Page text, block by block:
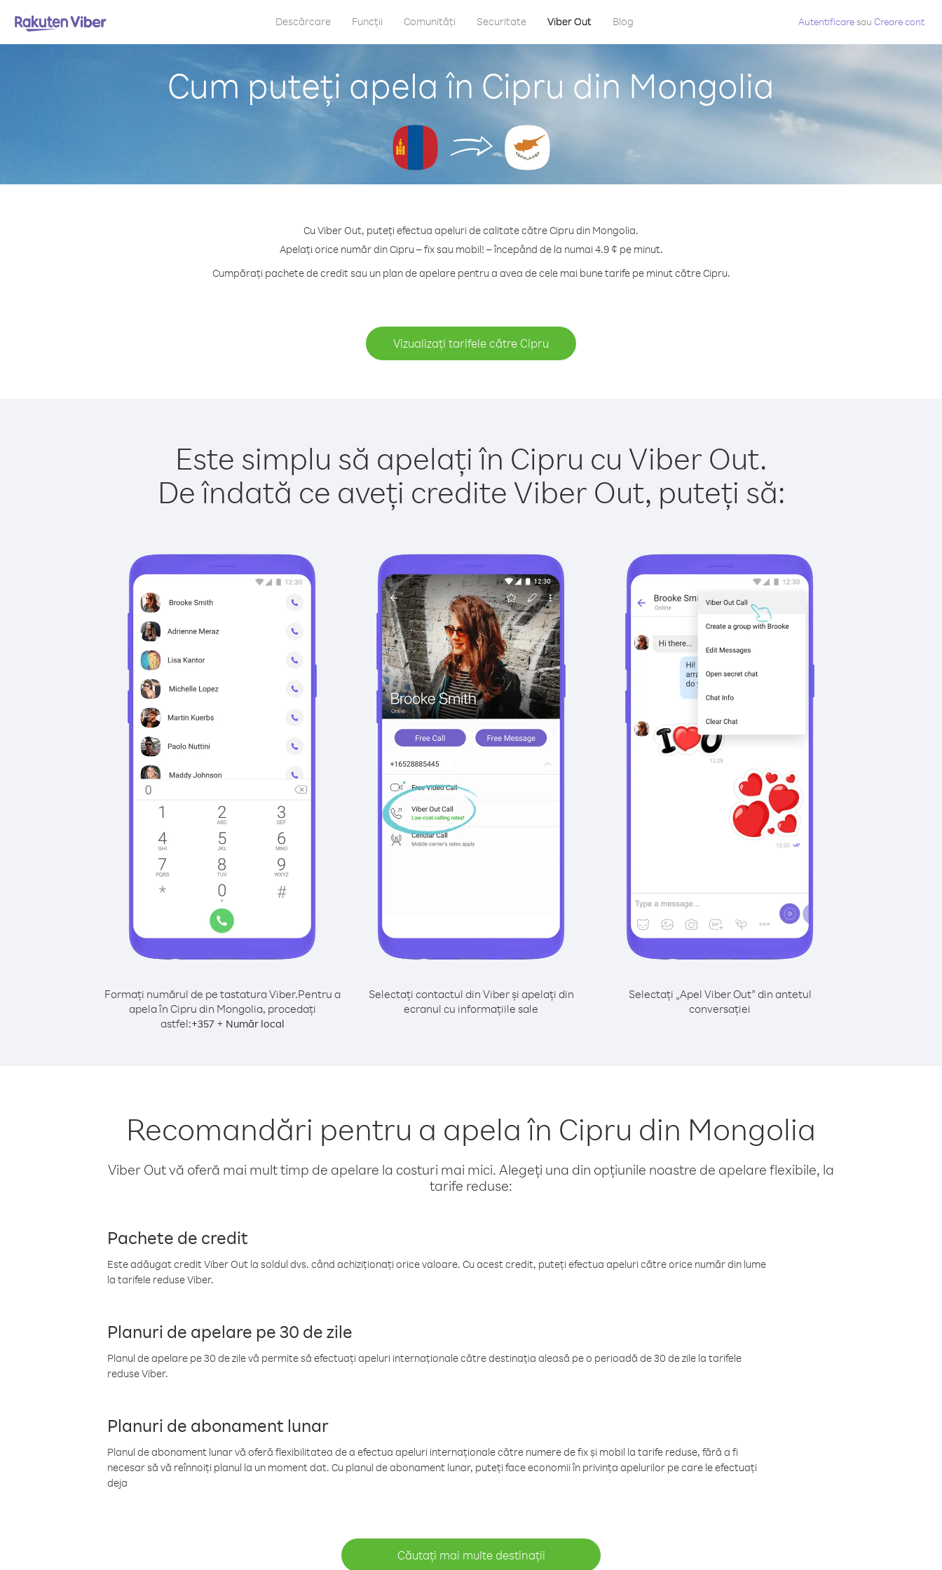
Descărcare Funcții Comunități Securitate Viber Out Blog Autentificaresau Creare cont
Cum puteți apela în Cipru din Mongolia
Cu Viber Out, puteți efectua apeluri de calitate către Cipru din Mongolia.
Apelați orice număr din Cipru – fix sau mobil! – începând de la numai 4.9 ¢ pe minut.
Cumpărați pachete de credit sau un plan de apelare pentru a avea de cele mai bune tarife pe minut către Cipru.
Vizualizați tarifele către Cipru
Este simplu să apelați în Cipru cu Viber Out.
De îndată ce aveți credite Viber Out, puteți să:
Formați numărul de pe tastatura Viber.Pentru a
apela în Cipru din Mongolia, procedați
astfel:+357+ Număr local
Selectați contactul din Viber și apelați din
ecranul cu informațiile sale
Selectați „Apel Viber Out” din antetul
conversației
Recomandări pentru a apela în Cipru din Mongolia
Viber Out vă oferă mai mult timp de apelare la costuri mai mici. Alegeți una din opțiunile noastre de apelare flexibile, la
tarife reduse:
Pachete de credit
Este adăugat credit Viber Out la soldul dvs. când achiziționați orice valoare. Cu acest credit, puteți efectua apeluri către orice număr din lume
la tarifele reduse Viber.
Planuri de apelare pe 30 de zile
Planul de apelare pe 30 de zile vă permite să efectuați apeluri internaționale către destinația aleasă pe o perioadă de 30 de zile la tarifele
reduse Viber.
Planuri de abonament lunar
Planul de abonament lunar vă oferă flexibilitatea de a efectua apeluri internaționale către numere de fix și mobil la tarife reduse, fără a fi
necesar să vă reînnoiți planul la un moment dat. Cu planul de abonament lunar, puteți face economii în privința apelurilor pe care le efectuați
deja
Căutați mai multe destinații